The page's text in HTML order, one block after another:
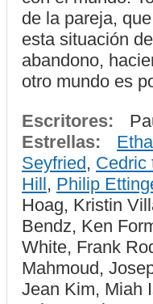
de la pareja,
esta situación
abandono,
otro mundo es
Escritores:
Estrellas:
Seyfried, Cedric
Hill, Philip
Hoag, Kristin
Bendz, Ken
White, Frank
Mahmoud,
Jean Kim, Miah